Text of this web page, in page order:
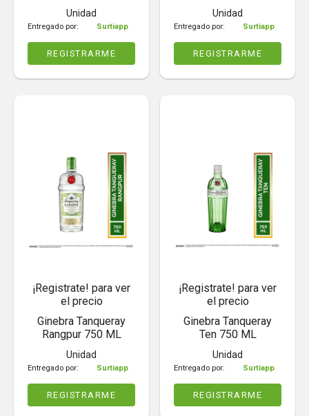
Unidad
Entregado por: Surtiapp
REGISTRARME
Unidad
Entregado por: Surtiapp
REGISTRARME
¡Registrate! para ver
el precio
Ginebra Tanqueray
Rangpur 750 ML
Unidad
Entregado por: Surtiapp
REGISTRARME
¡Registrate! para ver
el precio
Ginebra Tanqueray
Ten 750 ML
Unidad
Entregado por: Surtiapp
REGISTRARME